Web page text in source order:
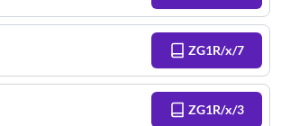
ZG1R/x/7
ZG1R/x/3